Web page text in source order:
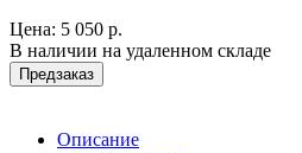
Цена: 5 050 р.
В наличии на удаленном складе
Предзаказ
Описание